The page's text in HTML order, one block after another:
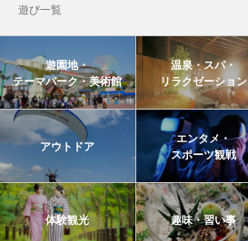
遊び一覧
遊園地・
テーマパーク・美術館
温泉・スパ・
リラクゼーション
アウトドア
エンタメ・
スポーツ観戦
体験観光 趣味・習い事